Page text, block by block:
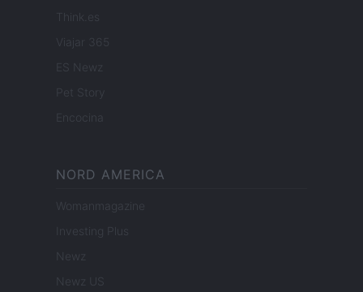
Think.es
Viajar 365
ES Newz
Pet Story
Encocina
NORD AMERICA
Womanmagazine
Investing Plus
Newz
Newz US